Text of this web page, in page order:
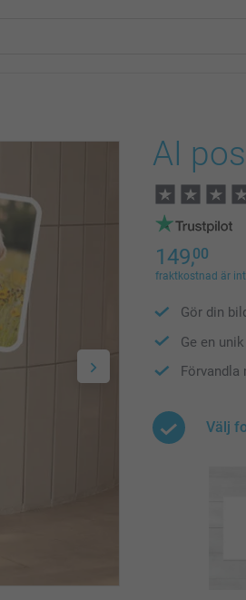
AI
149,00
fraktkostnad är
Gör din
Ge en
Välj